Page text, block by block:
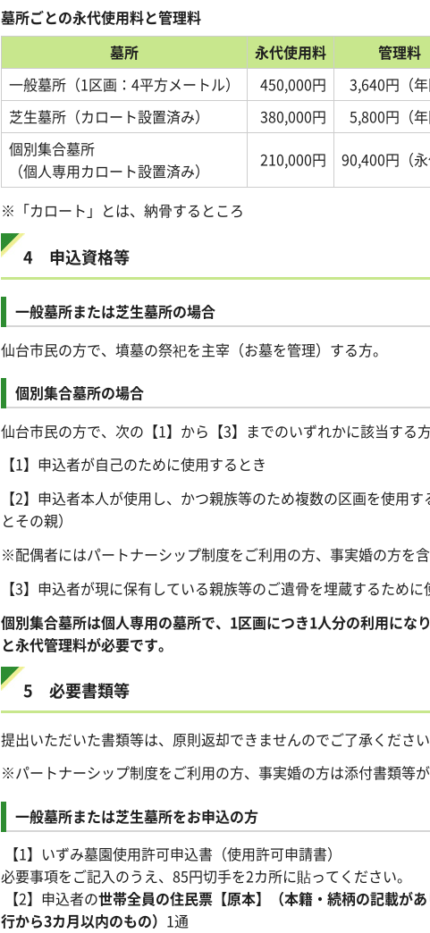
墓所ごとの永代使用料と管理料
墓所
永代使用料
管理料
一般墓所（1区画：4平方メートル）
450,000円
3,640円（年
芝生墓所（カロート設置済み）
380,000円
5,800円（年
個別集合墓所
（個人専用カロート設置済み）
210,000円 90,400円（永
※「カロート」とは、納骨するところ
4 申込資格等
一般墓所または芝生墓所の場合
仙台市民の方で、墳墓の祭祀を主宰（お墓を管理）する方。
個別集合墓所の場合
仙台市民の方で、次の【1】から【3】までのいずれかに該当する方
【1】申込者が自己のために使用するとき
【2】申込者本人が使用し、かつ親族等のため複数の区画を使用
とその親）
※配偶者にはパートナーシップ制度をご利用の方、事実婚の方を含
【3】申込者が現に保有している親族等のご遺骨を埋蔵するために
個別集合墓所は個人専用の墓所で、1区画につき1人分の利用にな
と永代管理料が必要です。
5 必要書類等
提出いただいた書類等は、原則返却できませんのでご了承ください
※パートナーシップ制度をご利用の方、事実婚の方は添付書類等
一般墓所または芝生墓所をお申込の方
【1】いずみ墓園使用許可申込書（使用許可申請書）
必要事項をご記入のうえ、85円切手を2カ所に貼ってください。
【2】申込者の世帯全員の住民票【原本】（本籍・続柄の記載が
行から3カ月以内のもの） 1通